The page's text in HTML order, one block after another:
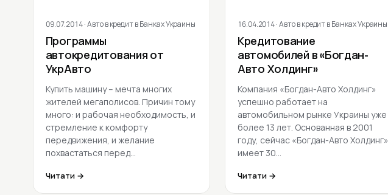
09.07.2014· Авто в кредит в Банках Украины
Программы
автокредитования от
УкрАвто
Купить машину – мечта многих
жителей мегаполисов. Причин тому
много: и рабочая необходимость, и
стремление к комфорту
передвижения, и желание
похвастаться перед…
Читати →
16.04.2014· Авто в кредит в Банках Украины
Кредитование
автомобилей в «Богдан-
Авто Холдинг»
Компания «Богдан-Авто Холдинг»
успешно работает на
автомобильном рынке Украины уже
более 13 лет. Основанная в 2001
году, сейчас «Богдан-Авто Холдинг»
имеет 30…
Читати →